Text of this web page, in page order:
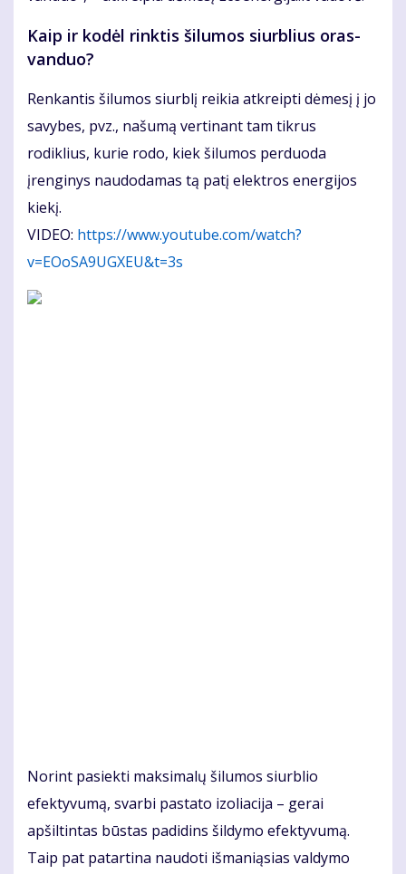
Kaip ir kodėl rinktis šilumos siurblius oras-
vanduo?
Renkantis šilumos siurblį reikia atkreipti dėmesį į jo
savybes, pvz., našumą vertinant tam tikrus
rodiklius, kurie rodo, kiek šilumos perduoda
įrenginys naudodamas tą patį elektros energijos
kiekį.
VIDEO: https://www.youtube.com/watch?
v=EOoSA9UGXEU&t=3s
Norint pasiekti maksimalų šilumos siurblio
efektyvumą, svarbi pastato izoliacija – gerai
apšiltintas būstas padidins šildymo efektyvumą.
Taip pat patartina naudoti išmaniąsias valdymo